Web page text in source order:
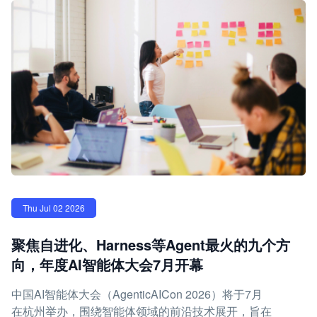
Thu Jul 02 2026
聚焦自进化、Harness等Agent最火的九个方
向，年度AI智能体大会7月开幕
中国AI智能体大会（AgenticAICon 2026）将于7月
在杭州举办，围绕智能体领域的前沿技术展开，旨在